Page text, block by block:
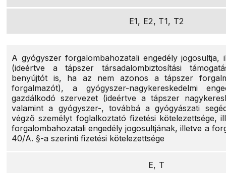
E1, E2, T1, T2
A gyógyszer forgalombahozatali engedély jogosultja,
(ideértve a tápszer társadalombiztosítási
benyújtót is, ha az nem azonos a tápszer
forgalmazót), a gyógyszer-nagykereskedelmi
gazdálkodó szervezet (ideértve a tápszer
valamint a gyógyszer-, továbbá a gyógyászati
végző személyt foglalkoztató fizetési kötelezettsége,
forgalombahozatali engedély jogosultjának, illetve a
40/A. §-a szerinti fizetési kötelezettsége
E, T